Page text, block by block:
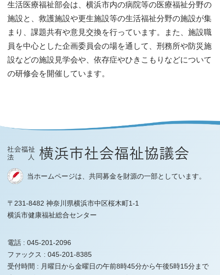
生活医療福祉部会は、横浜市内の病院等の医療福祉分野の
施設と、救護施設や更生施設等の生活福祉分野の施設が集
まり、課題共有や意見交換を行っています。また、施設職
員を中心とした企画委員会の場を通して、刑務所や防災施
設などの施設見学会や、依存症やひきこもりなどについて
の研修会を開催しています。
当ホームページは、共同募金を財源の一部としています。
〒231-8482 神奈川県横浜市中区桜木町1-1
横浜市健康福祉総合センター
電話 : 045-201-2096
ファックス : 045-201-8385
受付時間 : 月曜日から金曜日の午前8時45分から午後5時15分まで